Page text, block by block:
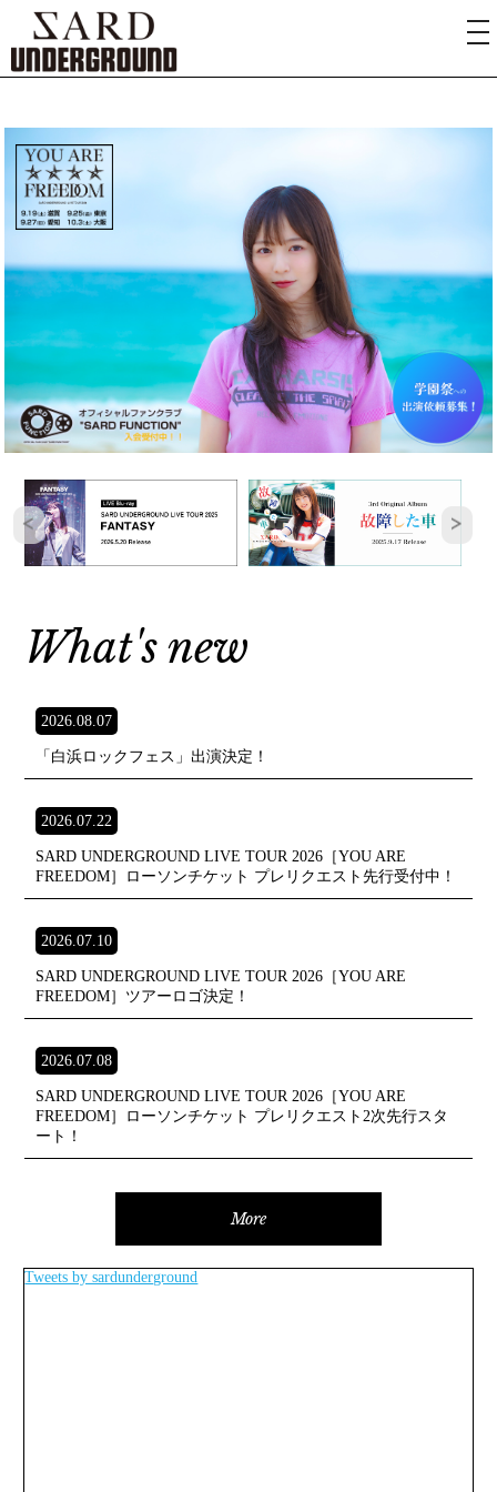
What's new
2026.08.07
「白浜ロックフェス」出演決定！
2026.07.22
SARD UNDERGROUND LIVE TOUR 2026［YOU ARE
FREEDOM］ローソンチケット プレリクエスト先行受付中！
2026.07.10
SARD UNDERGROUND LIVE TOUR 2026［YOU ARE
FREEDOM］ツアーロゴ決定！
2026.07.08
SARD UNDERGROUND LIVE TOUR 2026［YOU ARE
FREEDOM］ローソンチケット プレリクエスト2次先行スタ
ート！
More
Tweets by sardunderground